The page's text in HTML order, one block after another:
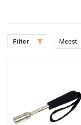
Filter
Meest